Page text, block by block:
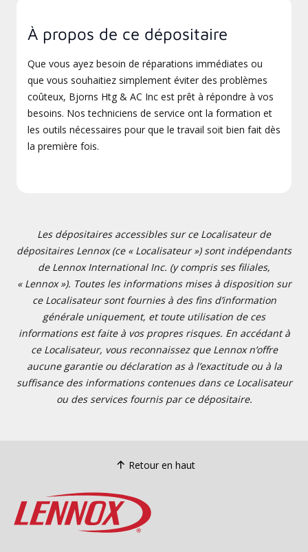
À propos de ce dépositaire
Que vous ayez besoin de réparations immédiates ou
que vous souhaitiez simplement éviter des problèmes
coûteux, Bjorns Htg & AC Inc est prêt à répondre à vos
besoins. Nos techniciens de service ont la formation et
les outils nécessaires pour que le travail soit bien fait dès
la première fois.
Les dépositaires accessibles sur ce Localisateur de
dépositaires Lennox (ce « Localisateur ») sont indépendants
de Lennox International Inc. (y compris ses filiales,
« Lennox »). Toutes les informations mises à disposition sur
ce Localisateur sont fournies à des fins d’information
générale uniquement, et toute utilisation de ces
informations est faite à vos propres risques. En accédant à
ce Localisateur, vous reconnaissez que Lennox n’offre
aucune garantie ou déclaration as à l’exactitude ou à la
suffisance des informations contenues dans ce Localisateur
ou des services fournis par ce dépositaire.
Retour en haut